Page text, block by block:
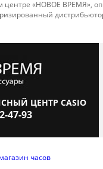
центре «НОВОЕ ВРЕМЯ»,
ЦЕНТР CASIO
47-93
часов